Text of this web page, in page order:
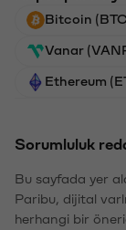
Bitcoin
Vanar
Ethereum
Sorumluluk
Bu sayfada yer
Paribu, dijital
herhangi bir